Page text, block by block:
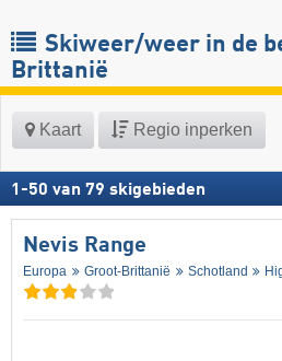
Skiweer/weer in de
Brittanië
Kaart Regio inperken
1 -50 van 79 skigebieden
Nevis Range
Europa Groot-Brittanië Schotland